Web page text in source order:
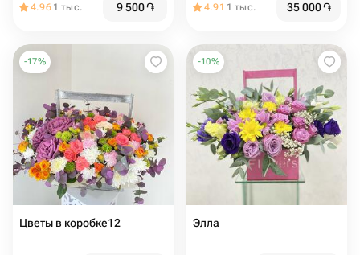
4.96 1 тыс. 9 500֏ 4.91 1 тыс. 35 000֏
-17%
Цветы в коробке12
-10%
Элла